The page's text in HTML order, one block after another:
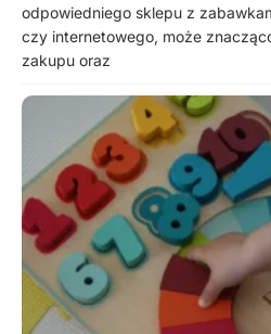
odpowiedniego sklepu z
czy internetowego, może
zakupu oraz